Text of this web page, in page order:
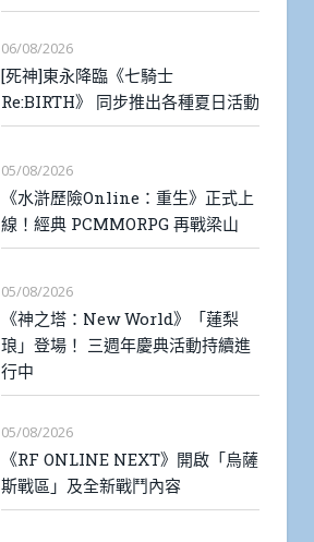
06/08/2026
[死神]東永降臨《七騎士
Re:BIRTH》 同步推出各種夏日活動
05/08/2026
《水滸歷險Online：重生》正式上
線！經典 PCMMORPG 再戰梁山
05/08/2026
《神之塔：New World》「蓮梨
琅」登場！ 三週年慶典活動持續進
行中
05/08/2026
《RF ONLINE NEXT》開啟「烏薩
斯戰區」及全新戰鬥內容